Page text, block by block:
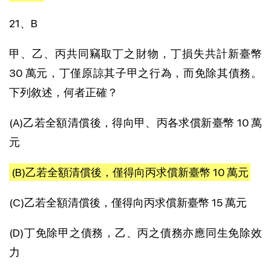
21、B
甲、乙、丙共同竊取丁之財物，丁損失共計新臺幣
30 萬元，丁僅原諒其子甲之行為，而免除其債務。
下列敘述，何者正確？
(A)乙若全額清償後，得向甲、丙各求償新臺幣 10 萬
元
(B)乙若全額清償後，僅得向丙求償新臺幣 10 萬元
(C)乙若全額清償後，僅得向丙求償新臺幣 15 萬元
(D)丁免除甲之債務，乙、丙之債務亦應同生免除效
力